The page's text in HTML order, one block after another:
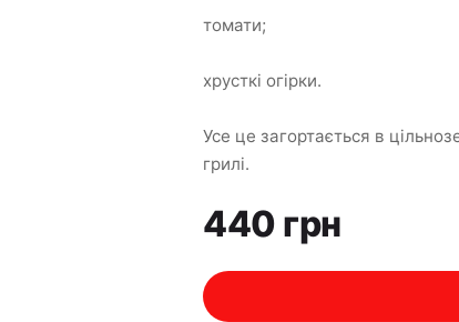
томати;
хрусткі огірки.
Усе це загортається в
грилі.
440 грн